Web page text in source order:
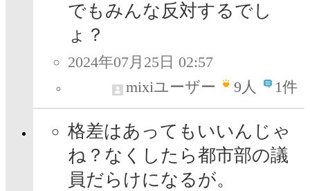
でもみんな反対するでし
ょ？
2024年07月25日 02:57
mixiユーザー
9人 1件
格差はあってもいいんじゃ
ね？なくしたら都市部の議
員だらけになるが。